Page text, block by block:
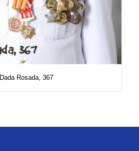
Dada Rosada, 367